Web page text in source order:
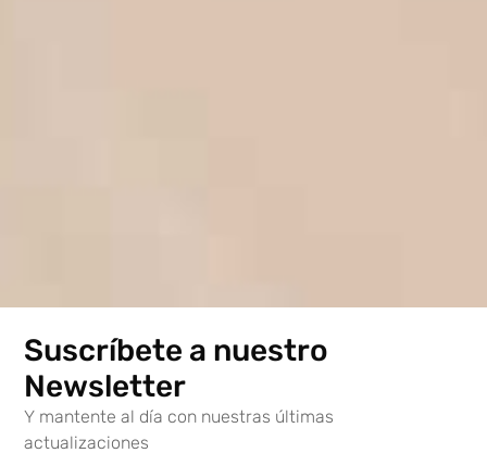
Suscríbete a nuestro
Newsletter
Y mantente al día con nuestras últimas